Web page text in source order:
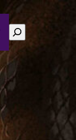
Suchen